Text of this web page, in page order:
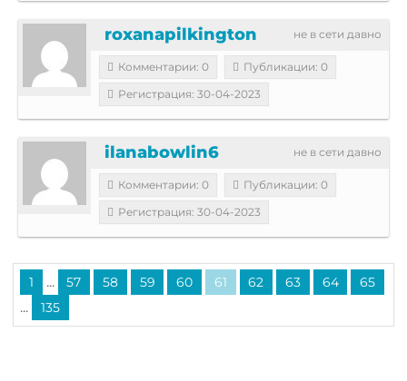
не в сети давно
roxanapilkington
Комментарии: 0
Публикации: 0
Регистрация: 30-04-2023
не в сети давно
ilanabowlin6
Комментарии: 0
Публикации: 0
Регистрация: 30-04-2023
1 ... 57 58 59 60 61 62 63 64 65
... 135